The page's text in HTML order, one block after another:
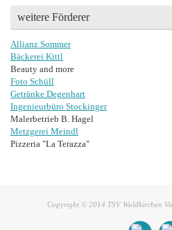
weitere Förderer
Allianz Sommer
Bäckerei Kittl
Beauty and more
Foto Schüll
Getränke Degenhart
Ingenieurbüro Stockinger
Malerbetrieb B. Hagel
Metzgerei Meindl
Pizzeria "La Terazza"
Copyright © 2014 TSV Waldkirchen